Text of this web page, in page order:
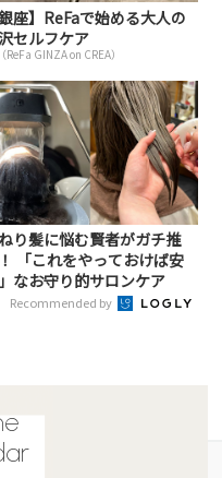
銀座】ReFaで始める大人の
セルフケア
ReFa GINZA on CREA）
り髪に悩む賢者がガチ推
「これをやっておけば安
なお守り的サロンケア
Recommended by